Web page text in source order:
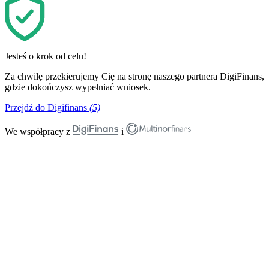
Jesteś o krok od celu!
Za chwilę przekierujemy Cię na stronę naszego partnera DigiFinans,
gdzie dokończysz wypełniać wniosek.
Przejdź do Digifinans (5)
We współpracy z i